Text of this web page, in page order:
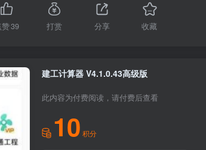
赞39 打赏 分享 收藏
建工计算器 V4.1.0.43高级版
此内容为付费阅读，请付费后查看
10 积分